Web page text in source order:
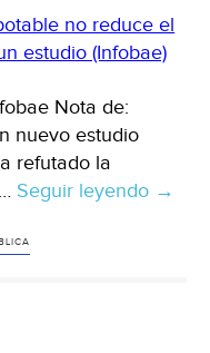
Nota de:
nuevo estudio
refutado la
Seguir leyendo →